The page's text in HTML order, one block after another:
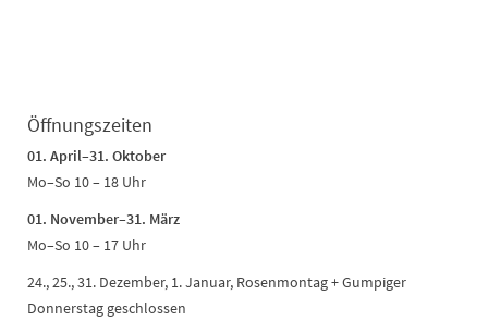
Öffnungszeiten
01. April–31. Oktober
Mo–So 10 – 18 Uhr
01. November–31. März
Mo–So 10 – 17 Uhr
24., 25., 31. Dezember, 1. Januar, Rosenmontag + Gumpiger
Donnerstag geschlossen